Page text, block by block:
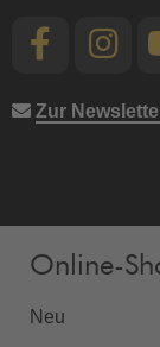
Zur
Online-
Neu